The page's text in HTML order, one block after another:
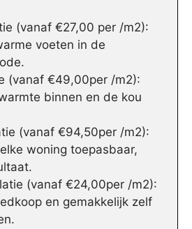
(vanaf €27,00 per /m2):
voeten in de
(vanaf €49,00per /m2):
binnen en de kou
(vanaf €94,50per /m2):
woning toepasbaar,
(vanaf €24,00per /m2):
en gemakkelijk zelf